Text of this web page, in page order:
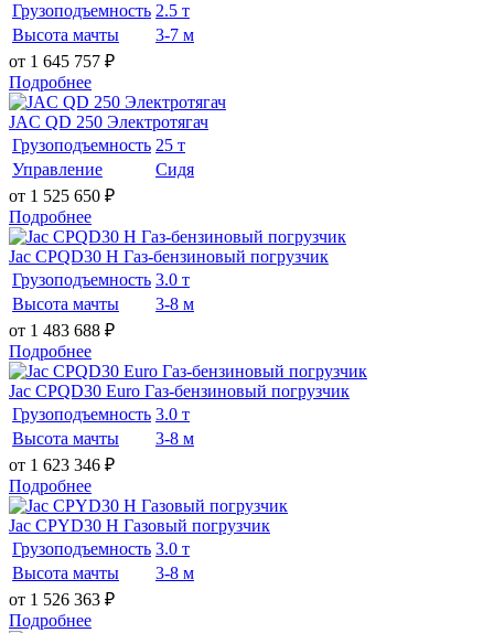
Грузоподъемность 2.5 т
Высота мачты
3-7 м
от 1 645 757 ₽
Подробнее
JAC QD 250 Электротягач
Грузоподъемность 25 т
Управление
Сидя
от 1 525 650 ₽
Подробнее
Jac CPQD30 H Газ-бензиновый погрузчик
Грузоподъемность 3.0 т
Высота мачты
3-8 м
от 1 483 688 ₽
Подробнее
Jac CPQD30 Euro Газ-бензиновый погрузчик
Грузоподъемность 3.0 т
Высота мачты
3-8 м
от 1 623 346 ₽
Подробнее
Jac CPYD30 H Газовый погрузчик
Грузоподъемность 3.0 т
Высота мачты
3-8 м
от 1 526 363 ₽
Подробнее